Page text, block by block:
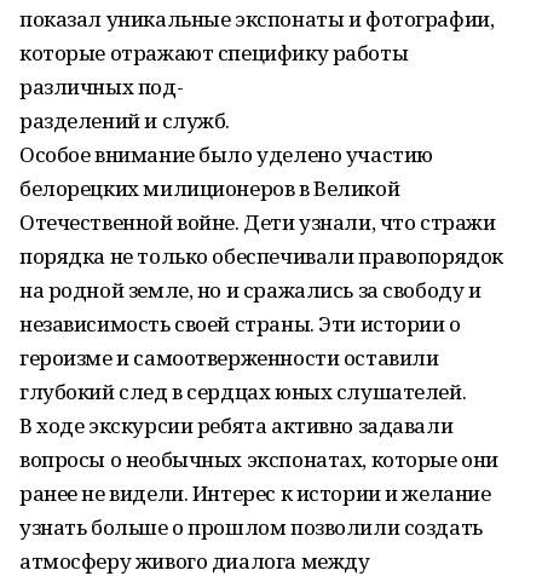
показал уникальные экспонаты и фотографии,
которые отражают специфику работы
различных под-
разделений и служб.
Особое внимание было уделено участию
белорецких милиционеров в Великой
Отечественной войне. Дети узнали, что стражи
порядка не только обеспечивали правопорядок
на родной земле, но и сражались за свободу и
независимость своей страны. Эти истории о
героизме и самоотверженности оставили
глубокий след в сердцах юных слушателей.
В ходе экскурсии ребята активно задавали
вопросы о необычных экспонатах, которые они
ранее не видели. Интерес к истории и желание
узнать больше о прошлом позволили создать
атмосферу живого диалога между